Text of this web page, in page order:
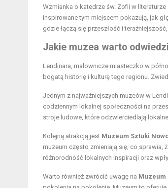
Wzmianka o katedrze św. Zofii w
inspirowane tym miejscem pokazują, jak
gdzie łączą się przeszłość i
Jakie muzea warto
Lendinara, malownicze miasteczko w
bogatą historię i kulturę tego regionu.
Jednym z najważniejszych muzeów w
codziennym lokalnej społeczności na
stroje ludowe, które odzwierciedlają
Kolejną atrakcją jest Muzeum Sztuki
muzeum często zmieniają się, co sprawia,
różnorodność lokalnych inspiracji oraz
Warto również zwrócić uwagę na Muzeum